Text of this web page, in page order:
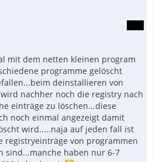
mit dem netten kleinen program
programme gelöscht
deinstallieren von
nachher noch die registry nach
einträge zu löschen...diese
noch einmal angezeigt damit
wird.....naja auf jeden fall ist
registryeinträge von programmen
sind...manche haben nur 6-7